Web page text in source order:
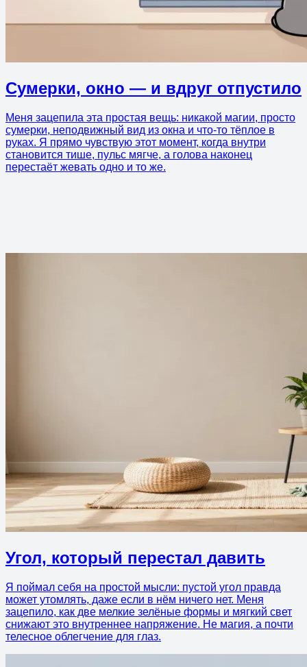
Сумерки, окно — и вдруг отпустило
Меня зацепила эта простая вещь: никакой магии, просто
сумерки, неподвижный вид из окна и что-то тёплое в
руках. Я прямо чувствую этот момент, когда внутри
становится тише, пульс мягче, а голова наконец
перестаёт жевать одно и то же.
Угол, который перестал давить
Я поймал себя на простой мысли: пустой угол правда
может утомлять, даже если в нём ничего нет. Меня
зацепило, как две мелкие зелёные формы и мягкий свет
снижают это внутреннее напряжение. Не магия, а почти
телесное облегчение для глаз.